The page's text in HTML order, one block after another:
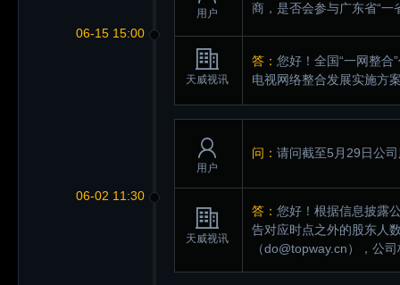
06-15 15:00
用户
商，是否会参与广东省“一
天威视讯
答： 您好！全国“一网整
电视网络整合发展实施方
06-02 11:30
用户
问： 请问截至5月29日公
天威视讯
答： 您好！根据信息披露
告对应时点之外的股东人
（do@topway.cn），公